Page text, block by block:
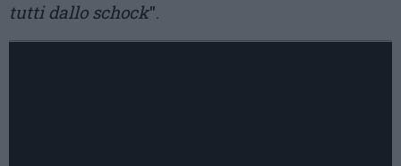
tutti dallo schock".